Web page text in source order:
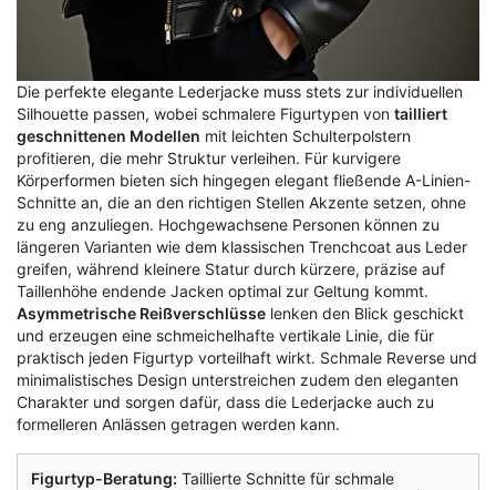
Die perfekte elegante Lederjacke muss stets zur individuellen
Silhouette passen, wobei schmalere Figurtypen von tailliert
geschnittenen Modellen mit leichten Schulterpolstern
profitieren, die mehr Struktur verleihen. Für kurvigere
Körperformen bieten sich hingegen elegant fließende A-Linien-
Schnitte an, die an den richtigen Stellen Akzente setzen, ohne
zu eng anzuliegen. Hochgewachsene Personen können zu
längeren Varianten wie dem klassischen Trenchcoat aus Leder
greifen, während kleinere Statur durch kürzere, präzise auf
Taillenhöhe endende Jacken optimal zur Geltung kommt.
Asymmetrische Reißverschlüsse lenken den Blick geschickt
und erzeugen eine schmeichelhafte vertikale Linie, die für
praktisch jeden Figurtyp vorteilhaft wirkt. Schmale Reverse und
minimalistisches Design unterstreichen zudem den eleganten
Charakter und sorgen dafür, dass die Lederjacke auch zu
formelleren Anlässen getragen werden kann.
Figurtyp-Beratung: Taillierte Schnitte für schmale